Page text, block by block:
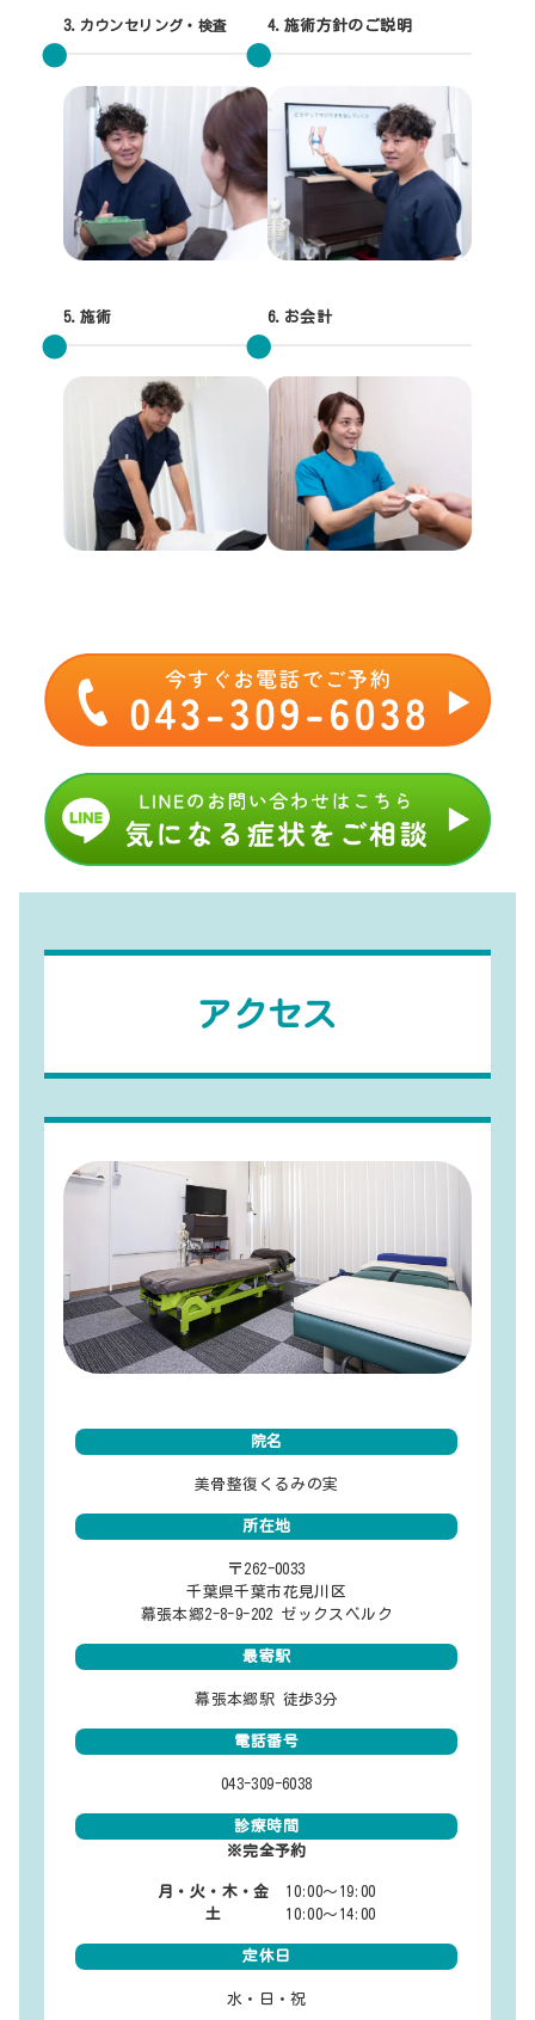
3. カウンセリング・検査 4.施術方針のご説明
5.施術 6.お会計
アクセス
院名
美骨整復くるみの実
所在地
〒262-0033
千葉県千葉市花見川区
幕張本郷2-8-9-202 ゼックスベルク
最寄駅
幕張本郷駅 徒歩3分
電話番号
043-309-6038
診療時間
※完全予約
月・火・木・金 10:00～19:00
土 10:00～14:00
定休日
水・日・祝